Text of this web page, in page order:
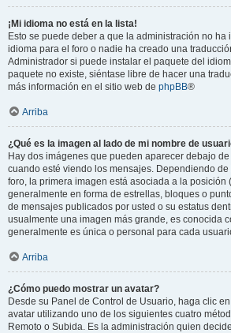
¡Mi idioma no está en la lista!
Esto se puede deber a que la administración no ha
idioma para el foro o nadie ha creado una
Administrador si puede instalar el paquete del
paquete no existe, siéntase libre de hacer una
más información en el sitio web de phpBB®
Arriba
¿Qué es la imagen al lado de mi nombre de
Hay dos imágenes que pueden aparecer debajo
cuando esté viendo los mensajes. Dependiendo de
foro, la primera imagen está asociada a la posición
generalmente en forma de estrellas, bloques o
de mensajes publicados por usted o su estatus
usualmente una imagen más grande, es conocida
generalmente es única o personal para cada
Arriba
¿Cómo puedo mostrar un avatar?
Desde su Panel de Control de Usuario, haga clic
avatar utilizando uno de los siguientes cuatro
Remoto o Subida. Es la administración quien